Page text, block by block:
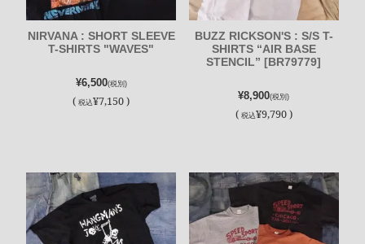
NIRVANA : SHORT SLEEVE
T-SHIRTS "WAVES"
¥6,500(税別)
(税込¥7,150 )
BUZZ RICKSON'S : S/S T-
SHIRTS “AIR BASE
STENCIL” [BR79779]
¥8,900(税別)
( 税込¥9,790 )